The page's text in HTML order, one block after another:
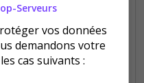
68
clics
Serveurs
vos données
demandons votre
cas suivants :